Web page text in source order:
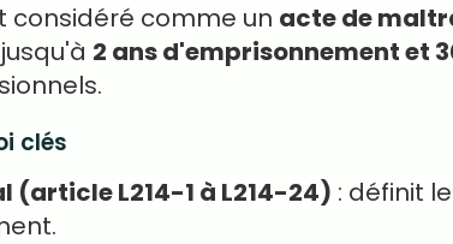
considéré comme un acte de
2 ans d'emprisonnement et
clés
(article L214-1 à L214-24) : définit